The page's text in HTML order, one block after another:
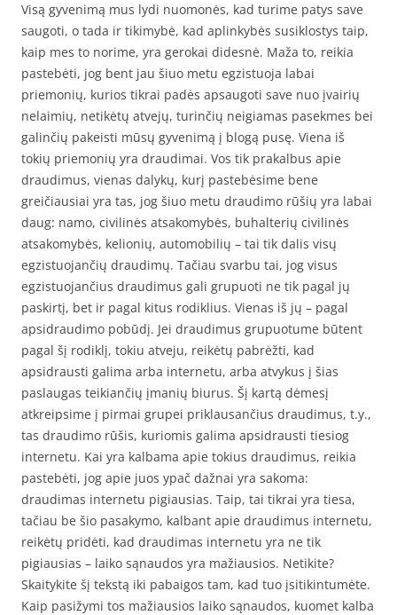
Visą gyvenimą mus lydi nuomonės, kad turime patys save
saugoti, o tada ir tikimybė, kad aplinkybės susiklostys taip,
kaip mes to norime, yra gerokai didesnė. Maža to, reikia
pastebėti, jog bent jau šiuo metu egzistuoja labai
priemonių, kurios tikrai padės apsaugoti save nuo įvairių
nelaimių, netikėtų atvejų, turinčių neigiamas pasekmes bei
galinčių pakeisti mūsų gyvenimą į blogą pusę. Viena iš
tokių priemonių yra draudimai. Vos tik prakalbus apie
draudimus, vienas dalykų, kurį pastebėsime bene
greičiausiai yra tas, jog šiuo metu draudimo rūšių yra labai
daug: namo, civilinės atsakomybės, buhalterių civilinės
atsakomybės, kelionių, automobilių – tai tik dalis visų
egzistuojančių draudimų. Tačiau svarbu tai, jog visus
egzistuojančius draudimus gali grupuoti ne tik pagal jų
paskirtį, bet ir pagal kitus rodiklius. Vienas iš jų – pagal
apsidraudimo pobūdį. Jei draudimus grupuotume būtent
pagal šį rodiklį, tokiu atveju, reikėtų pabrėžti, kad
apsidrausti galima arba internetu, arba atvykus į šias
paslaugas teikiančių įmanių biurus. Šį kartą dėmesį
atkreipsime į pirmai grupei priklausančius draudimus, t.y.,
tas draudimo rūšis, kuriomis galima apsidrausti tiesiog
internetu. Kai yra kalbama apie tokius draudimus, reikia
pastebėti, jog apie juos ypač dažnai yra sakoma:
draudimas internetu pigiausias. Taip, tai tikrai yra tiesa,
tačiau be šio pasakymo, kalbant apie draudimus internetu,
reikėtų pridėti, kad draudimas internetu yra ne tik
pigiausias – laiko sąnaudos yra mažiausios. Netikite?
Skaitykite šį tekstą iki pabaigos tam, kad tuo įsitikintumėte.
Kaip pasižymi tos mažiausios laiko sąnaudos, kuomet kalba